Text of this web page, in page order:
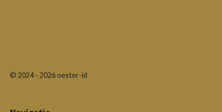
© 2024 - 2026 oester-id